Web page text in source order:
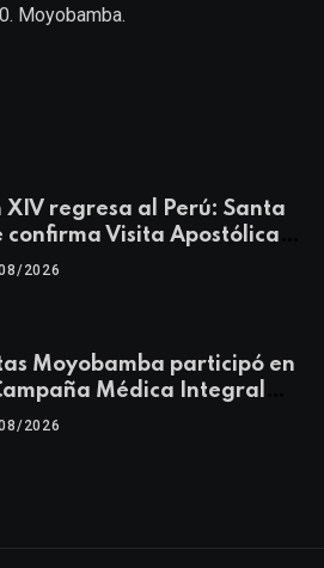
Moyobamba.
XIV regresa al Perú: Santa
confirma Visita Apostólica
al 17 de noviembre
2026
Moyobamba participó en
Médica Integral
llevando salud y
2026